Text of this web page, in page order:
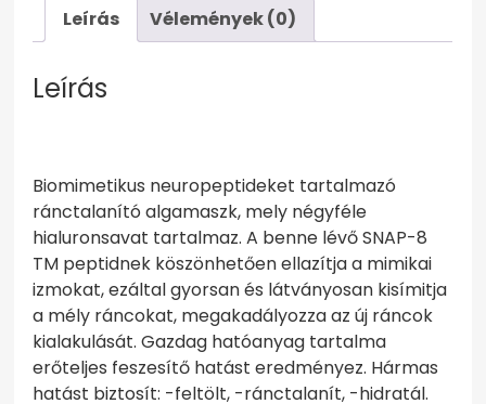
Leírás Vélemények (0)
Leírás
Biomimetikus neuropeptideket tartalmazó
ránctalanító algamaszk, mely négyféle
hialuronsavat tartalmaz. A benne lévő SNAP-8
TM peptidnek köszönhetően ellazítja a mimikai
izmokat, ezáltal gyorsan és látványosan kisímitja
a mély ráncokat, megakadályozza az új ráncok
kialakulását. Gazdag hatóanyag tartalma
erőteljes feszesítő hatást eredményez. Hármas
hatást biztosít: -feltölt, -ránctalanít, -hidratál.